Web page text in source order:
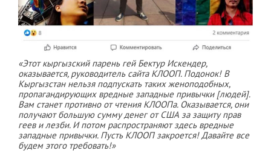
«Этот кыргызский парень гей Бектур Искендер,
оказывается, руководитель сайта КЛООП. Подонок! В
Кыргызстан нельзя подпускать таких женоподобных,
пропагандирующих вредные западные привычки [людей].
Вам станет противно от чтения КЛООПа. Оказывается, они
получают большую сумму денег от США за защиту прав
геев и лезби. И потом распространяют здесь вредные
западные привычки. Пусть КЛООП закроется! Давайте все
будем этого требовать!»